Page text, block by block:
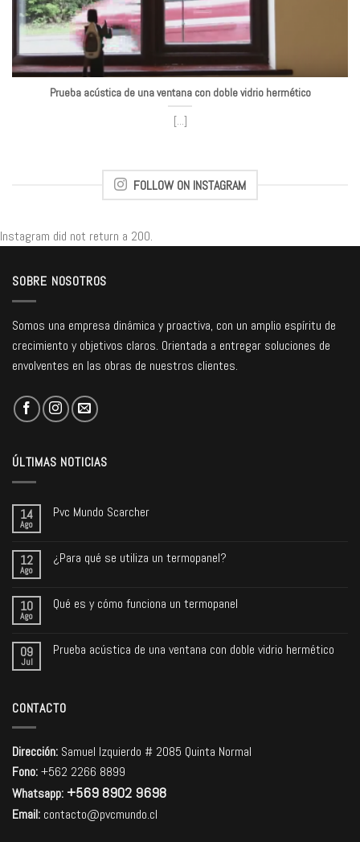
Prueba acústica de una ventana con doble vidrio hermético
[...]
FOLLOW ON INSTAGRAM
Instagram did not return a 200.
SOBRE NOSOTROS
Somos una empresa dinámica y proactiva, con un amplio espíritu de
crecimiento y objetivos claros. Orientada a entregar soluciones de
envolventes en las obras de nuestros clientes.
ÚLTIMAS NOTICIAS
14
Ago
Pvc Mundo Scarcher
12
Ago
¿Para qué se utiliza un termopanel?
10
Ago
Qué es y cómo funciona un termopanel
09
Jul
Prueba acústica de una ventana con doble vidrio hermético
CONTACTO
Dirección: Samuel Izquierdo # 2085 Quinta Normal
Fono:+562 2266 8899
Whatsapp: +569 8902 9698
Email: contacto@pvcmundo.cl